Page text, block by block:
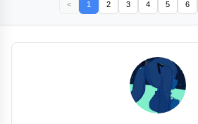
< 1 2 3 4 5 6